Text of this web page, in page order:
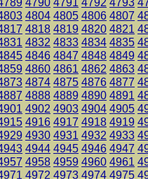
4804 4805 4806 4807
4818 4819 4820 4821
4832 4833 4834 4835
4846 4847 4848 4849
4860 4861 4862 4863
4874 4875 4876 4877
4888 4889 4890 4891
4902 4903 4904 4905
4916 4917 4918 4919
4930 4931 4932 4933
4944 4945 4946 4947
4958 4959 4960 4961
4972 4973 4974 4975